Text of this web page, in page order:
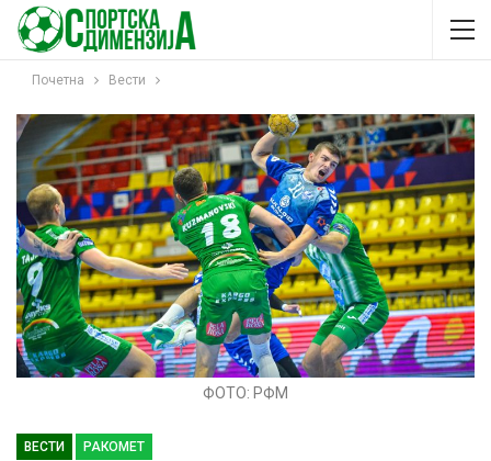
Почетна Вести
ФОТО: РФМ
ВЕСТИ РАКОМЕТ